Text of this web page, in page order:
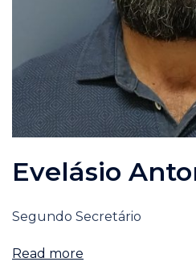
Evelásio
Segundo Secretário
Read more